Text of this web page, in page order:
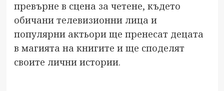
превърне в сцена за четене, където
обичани телевизионни лица и
популярни актьори ще пренесат децата
в магията на книгите и ще споделят
своите лични истории.